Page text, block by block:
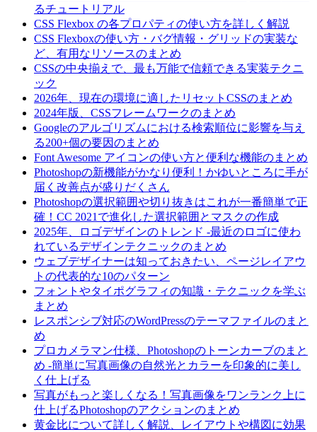
るチュートリアル
CSS Flexbox の各プロパティの使い方を詳しく解説
CSS Flexboxの使い方・バグ情報・グリッドの実装な
ど、有用なリソースのまとめ
CSSの中央揃えで、最も万能で信頼できる実装テクニ
ック
2026年、現在の環境に適したリセットCSSのまとめ
2024年版、CSSフレームワークのまとめ
Googleのアルゴリズムにおける検索順位に影響を与え
る200+個の要因のまとめ
Font Awesome アイコンの使い方と便利な機能のまとめ
Photoshopの新機能がかなり便利！かゆいところに手が
届く改善点が盛りだくさん
Photoshopの選択範囲や切り抜きはこれが一番簡単で正
確！CC 2021で進化した選択範囲とマスクの作成
2025年、ロゴデザインのトレンド -最近のロゴに使わ
れているデザインテクニックのまとめ
ウェブデザイナーは知っておきたい、ページレイアウ
トの代表的な10のパターン
フォントやタイポグラフィの知識・テクニックを学ぶ
まとめ
レスポンシブ対応のWordPressのテーマファイルのまと
め
プロカメラマン仕様、Photoshopのトーンカーブのまと
め -簡単に写真画像の自然光とカラーを印象的に美し
く仕上げる
写真がもっと楽しくなる！写真画像をワンランク上に
仕上げるPhotoshopのアクションのまとめ
黄金比について詳しく解説、レイアウトや構図に効果